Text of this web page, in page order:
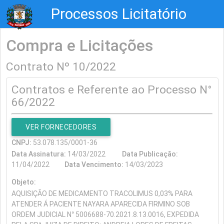
Processos Licitatório
Compra e Licitações
Contrato Nº 10/2022
Contratos e Referente ao Processo N°
66/2022
VER FORNECEDORES
CNPJ: 53.078.135/0001-36
Data Assinatura: 14/03/2022 Data Publicação:
11/04/2022 Data Vencimento: 14/03/2023
Objeto:
AQUISIÇÃO DE MEDICAMENTO TRACOLIMUS 0,03% PARA
ATENDER Á PACIENTE NAYARA APARECIDA FIRMINO SOB
ORDEM JUDICIAL N° 5006688-70.2021.8.13.0016, EXPEDIDA